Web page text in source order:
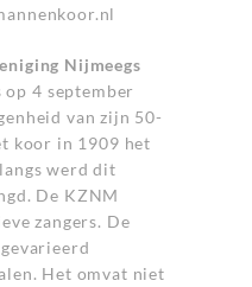
Nijmeegs
4 september
van zijn 50-
koor in 1909 het
werd dit
De KZNM
zangers. De
Het omvat niet